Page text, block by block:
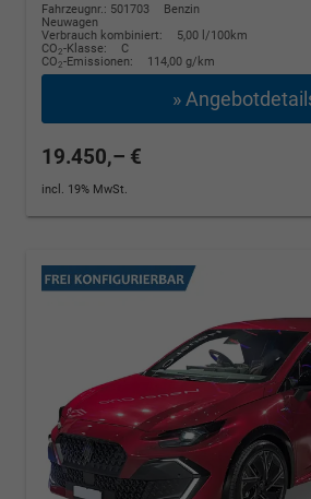
Fahrzeugnr.: 501703
Benzin
Neuwagen
Verbrauch kombiniert:
5,00 l/100km
CO2-Klasse:
C
CO2-Emissionen: 114,00 g/km
»
19.450,– €
incl. 19% MwSt.